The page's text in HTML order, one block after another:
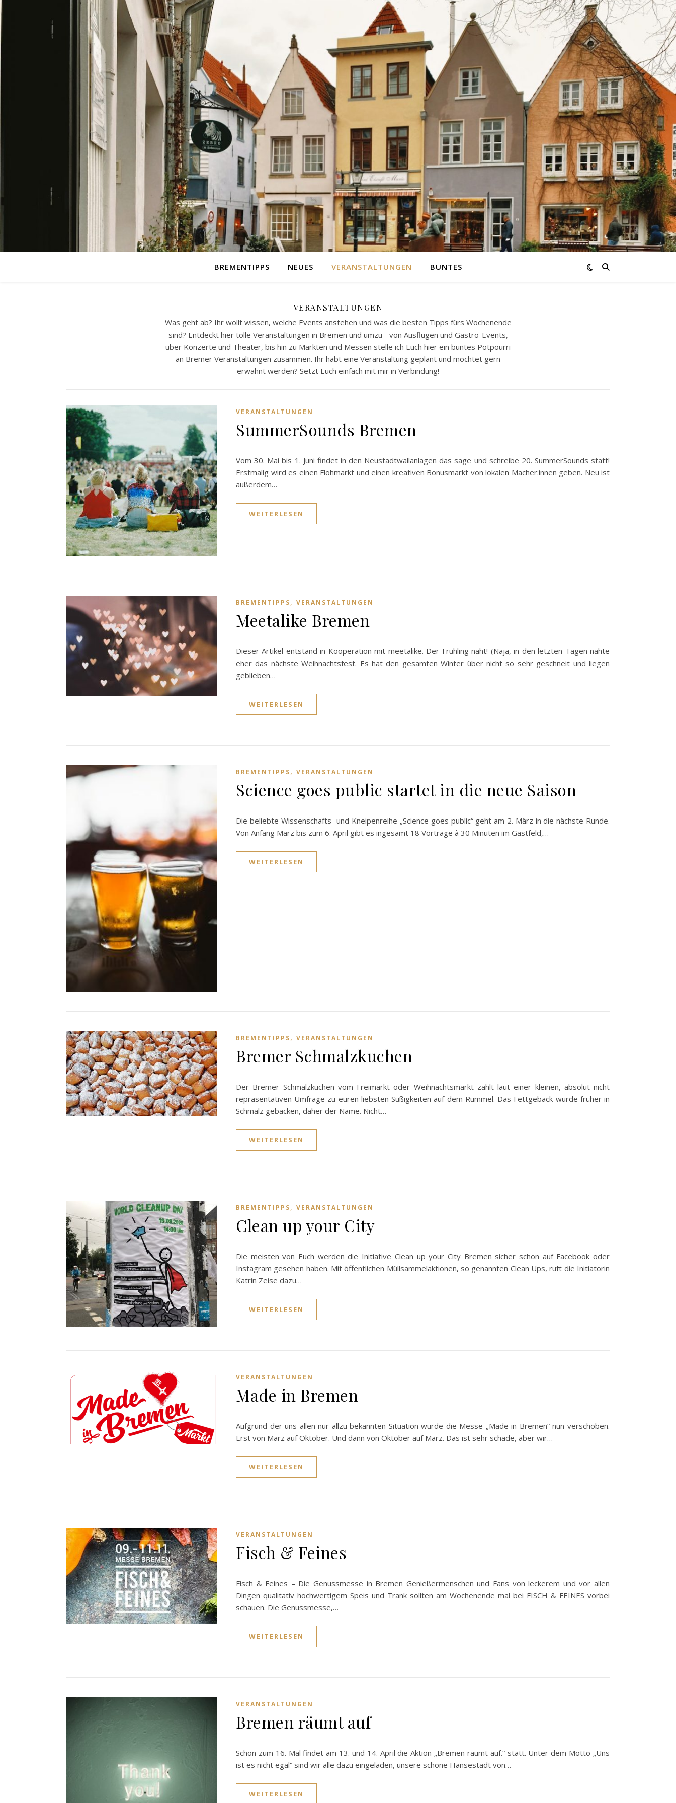
BREMENTIPPS NEUES VERANSTALTUNGEN BUNTES
VERANSTALTUNGEN
Was geht ab? Ihr wollt wissen, welche Events anstehen und was die besten Tipps fürs Wochenende
sind? Entdeckt hier tolle Veranstaltungen in Bremen und umzu - von Ausflügen und Gastro-Events,
über Konzerte und Theater, bis hin zu Märkten und Messen stelle ich Euch hier ein buntes Potpourri
an Bremer Veranstaltungen zusammen. Ihr habt eine Veranstaltung geplant und möchtet gern
erwähnt werden? Setzt Euch einfach mit mir in Verbindung!
VERANSTALTUNGEN
SummerSounds Bremen
Vom 30. Mai bis 1. Juni findet in den Neustadtwallanlagen das sage und schreibe 20. SummerSounds statt!
Erstmalig wird es einen Flohmarkt und einen kreativen Bonusmarkt von lokalen Macher:innen geben. Neu ist
außerdem…
WEITERLESEN
BREMENTIPPS, VERANSTALTUNGEN
Meetalike Bremen
Dieser Artikel entstand in Kooperation mit meetalike. Der Frühling naht! (Naja, in den letzten Tagen nahte
eher das nächste Weihnachtsfest. Es hat den gesamten Winter über nicht so sehr geschneit und liegen
geblieben…
WEITERLESEN
BREMENTIPPS, VERANSTALTUNGEN
Science goes public startet in die neue Saison
Die beliebte Wissenschafts- und Kneipenreihe „Science goes public“ geht am 2. März in die nächste Runde.
Von Anfang März bis zum 6. April gibt es ingesamt 18 Vorträge à 30 Minuten im Gastfeld,…
WEITERLESEN
BREMENTIPPS, VERANSTALTUNGEN
Bremer Schmalzkuchen
Der Bremer Schmalzkuchen vom Freimarkt oder Weihnachtsmarkt zählt laut einer kleinen, absolut nicht
repräsentativen Umfrage zu euren liebsten Süßigkeiten auf dem Rummel. Das Fettgebäck wurde früher in
Schmalz gebacken, daher der Name. Nicht…
WEITERLESEN
BREMENTIPPS, VERANSTALTUNGEN
Clean up your City
Die meisten von Euch werden die Initiative Clean up your City Bremen sicher schon auf Facebook oder
Instagram gesehen haben. Mit öffentlichen Müllsammelaktionen, so genannten Clean Ups, ruft die Initiatorin
Katrin Zeise dazu…
WEITERLESEN
VERANSTALTUNGEN
Made in Bremen
Aufgrund der uns allen nur allzu bekannten Situation wurde die Messe „Made in Bremen“ nun verschoben.
Erst von März auf Oktober. Und dann von Oktober auf März. Das ist sehr schade, aber wir…
WEITERLESEN
VERANSTALTUNGEN
Fisch & Feines
Fisch & Feines – Die Genussmesse in Bremen Genießermenschen und Fans von leckerem und vor allen
Dingen qualitativ hochwertigem Speis und Trank sollten am Wochenende mal bei FISCH & FEINES vorbei
schauen. Die Genussmesse,…
WEITERLESEN
VERANSTALTUNGEN
Bremen räumt auf
Schon zum 16. Mal findet am 13. und 14. April die Aktion „Bremen räumt auf.“ statt. Unter dem Motto „Uns
ist es nicht egal“ sind wir alle dazu eingeladen, unsere schöne Hansestadt von…
WEITERLESEN